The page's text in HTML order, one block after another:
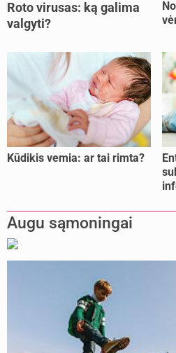
Roto virusas: ką galima
valgyti?
Kūdikis vemia: ar tai rimta?
Augu sąmoningai